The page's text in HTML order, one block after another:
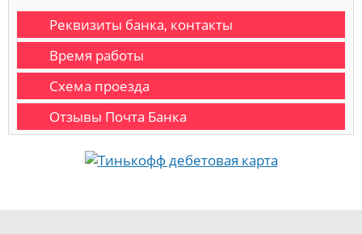
Реквизиты банка, контакты
Время работы
Схема проезда
Отзывы Почта Банка